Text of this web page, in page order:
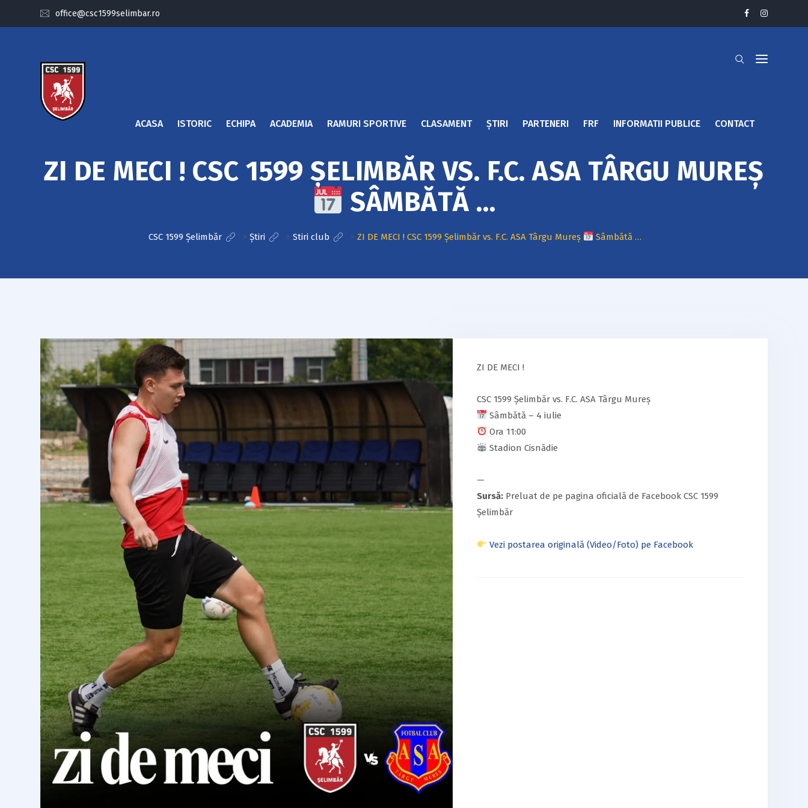
office@csc1599selimbar.ro
ACASA ISTORIC ECHIPA ACADEMIA RAMURI SPORTIVE CLASAMENT ȘTIRI PARTENERI FRF INFORMATII PUBLICE CONTACT
ZI DE MECI ! CSC 1599 ȘELIMBĂR VS. F.C. ASA TÂRGU MUREȘ
SÂMBĂTĂ …
CSC 1599 Șelimbăr > Știri > Stiri club > ZI DE MECI ! CSC 1599 Șelimbăr vs. F.C. ASA Târgu Mureș Sâmbătă …
ZI DE MECI !
CSC 1599 Șelimbăr vs. F.C. ASA Târgu Mureș
Sâmbătă – 4 iulie
Ora 11:00
Stadion Cisnădie
—
Sursă: Preluat de pe pagina oficială de Facebook CSC 1599
Șelimbăr
Vezi postarea originală (Video/Foto) pe Facebook